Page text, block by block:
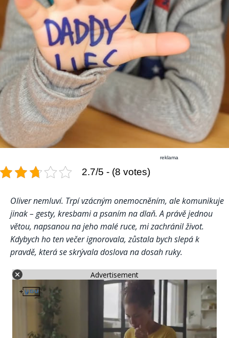
reklama
2.7/5 - (8 votes)
Oliver nemluví. Trpí vzácným onemocněním, ale komunikuje
jinak – gesty, kresbami a psaním na dlaň. A právě jednou
větou, napsanou na jeho malé ruce, mi zachránil život.
Kdybych ho ten večer ignorovala, zůstala bych slepá k
pravdě, která se skrývala doslova na dosah ruky.
Advertisement